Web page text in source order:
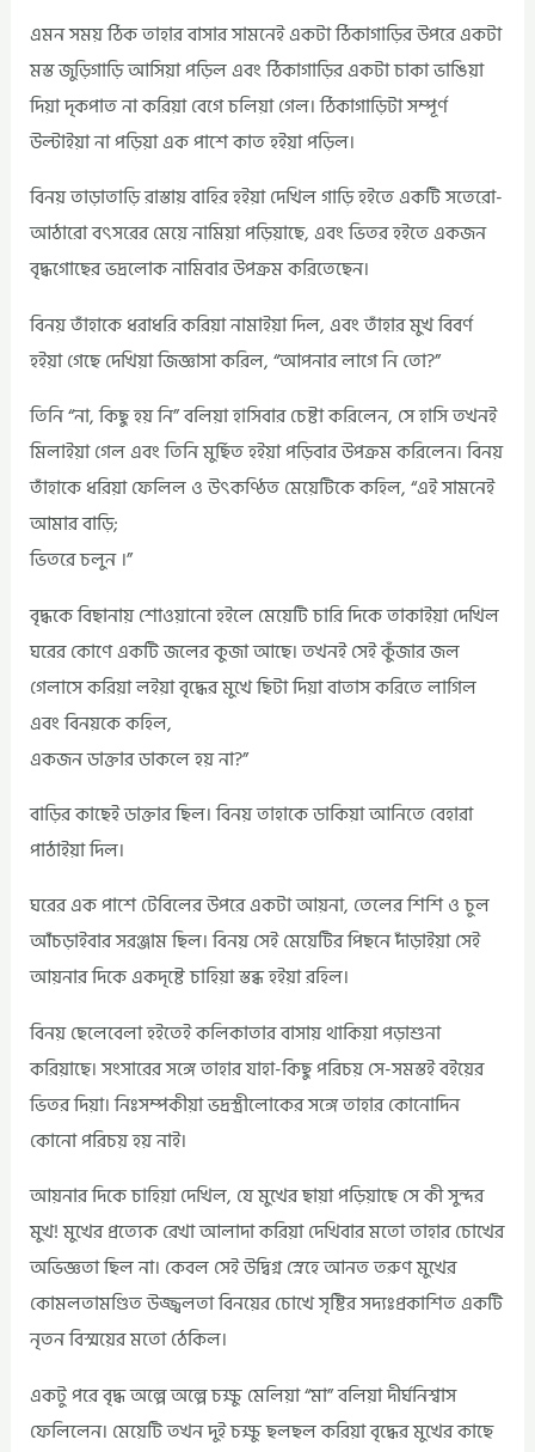
এমন সময় ঠিক তাহার বাসার সামনেই একটা ঠিকাগাড়ির উপরে একটা
মস্ত জুড়িগাড়ি আসিয়া পড়িল এবং ঠিকাগাড়ির একটা চাকা ভাঙিয়া
দিয়া দৃকপাত না করিয়া বেগে চলিয়া গেল। ঠিকাগাড়িটা সম্পূর্ণ
উল্টাইয়া না পড়িয়া এক পাশে কাত হইয়া পড়িল।
বিনয় তাড়াতাড়ি রাস্তায় বাহির হইয়া দেখিল গাড়ি হইতে একটি সতেরো-
আঠারো বৎসরের মেয়ে নামিয়া পড়িয়াছে, এবং ভিতর হইতে একজন
বৃদ্ধগোছের ভদ্রলোক নামিবার উপক্রম করিতেছেন।
বিনয় তাঁহাকে ধরাধরি করিয়া নামাইয়া দিল, এবং তাঁহার মুখ বিবর্ণ
হইয়া গেছে দেখিয়া জিজ্ঞাসা করিল, “আপনার লাগে নি তো?”
তিনি “না, কিছু হয় নি” বলিয়া হাসিবার চেষ্টা করিলেন, সে হাসি তখনই
মিলাইয়া গেল এবং তিনি মুর্ছিত হইয়া পড়িবার উপক্রম করিলেন। বিনয়
তাঁহাকে ধরিয়া ফেলিল ও উৎকণ্ঠিত মেয়েটিকে কহিল, “এই সামনেই
আমার বাড়ি;
ভিতরে চলুন ।”
বৃদ্ধকে বিছানায় শোওয়ানো হইলে মেয়েটি চারি দিকে তাকাইয়া দেখিল
ঘরের কোণে একটি জলের কুজা আছে। তখনই সেই কুঁজার জল
গেলাসে করিয়া লইয়া বৃদ্ধের মুখে ছিটা দিয়া বাতাস করিতে লাগিল
এবং বিনয়কে কহিল,
একজন ডাক্তার ডাকলে হয় না?”
বাড়ির কাছেই ডাক্তার ছিল। বিনয় তাহাকে ডাকিয়া আনিতে বেহারা
পাঠাইয়া দিল।
ঘরের এক পাশে টেবিলের উপরে একটা আয়না, তেলের শিশি ও চুল
আঁচড়াইবার সরঞ্জাম ছিল। বিনয় সেই মেয়েটির পিছনে দাঁড়াইয়া সেই
আয়নার দিকে একদৃষ্টে চাহিয়া স্তব্ধ হইয়া রহিল।
বিনয় ছেলেবেলা হইতেই কলিকাতার বাসায় থাকিয়া পড়াশুনা
করিয়াছে। সংসারের সঙ্গে তাহার যাহা-কিছু পরিচয় সে-সমস্তই বইয়ের
ভিতর দিয়া। নিঃসম্পকীয়া ভদ্রস্ত্রীলোকের সঙ্গে তাহার কোনোদিন
কোনো পরিচয় হয় নাই।
আয়নার দিকে চাহিয়া দেখিল, যে মুখের ছায়া পড়িয়াছে সে কী সুন্দর
মুখ! মুখের প্রত্যেক রেখা আলাদা করিয়া দেখিবার মতো তাহার চোখের
অভিজ্ঞতা ছিল না। কেবল সেই উদ্বিগ্ন স্নেহে আনত তরুণ মুখের
কোমলতামণ্ডিত উজ্জ্বলতা বিনয়ের চোখে সৃষ্টির সদ্যঃপ্রকাশিত একটি
নৃতন বিস্ময়ের মতো ঠেকিল।
একটু পরে বৃদ্ধ অল্পে অল্পে চক্ষু মেলিয়া “মা” বলিয়া দীর্ঘনিশ্বাস
ফেলিলেন। মেয়েটি তখন দুই চক্ষু ছলছল করিয়া বৃদ্ধের মুখের কাছে